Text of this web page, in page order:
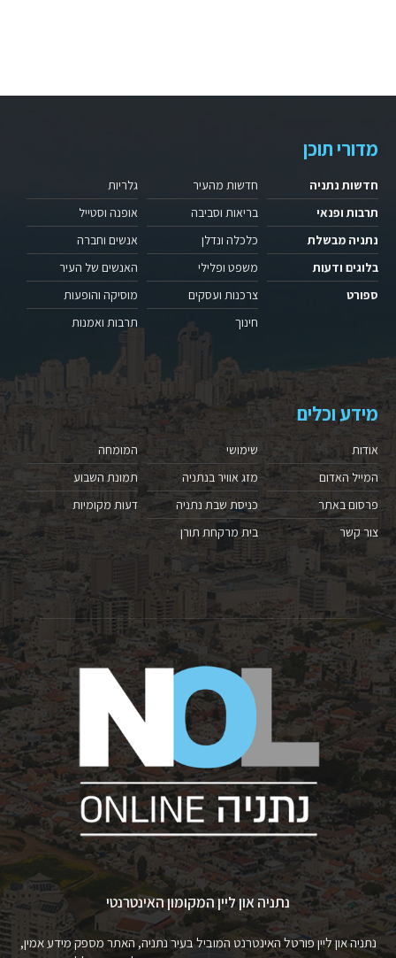
מדורי תוכן
חדשות נתניה
תרבות ופנאי
נתניה מבשלת
בלוגים ודעות
ספורט
חדשות מהעיר
בריאות וסביבה
כלכלה ונדלן
משפט ופלילי
צרכנות ועסקים
חינוך
גלריות
אופנה וסטייל
אנשים וחברה
האנשים של העיר
מוסיקה והופעות
תרבות ואמנות
מידע וכלים
אודות
המייל האדום
פרסום באתר
צור קשר
שימושי
מזג אוויר בנתניה
כניסת שבת נתניה
בית מרקחת תורן
המומחה
תמונת השבוע
דעות מקומיות
נתניה און ליין המקומון האינטרנטי
נתניה און ליין פורטל האינטרנט המוביל בעיר נתניה, האתר מספק מידע אמין,